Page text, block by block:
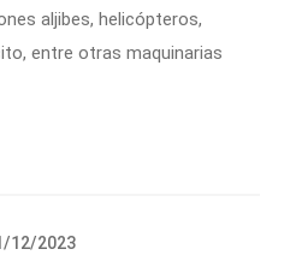
aljibes, helicópteros,
entre otras maquinarias
12/2023